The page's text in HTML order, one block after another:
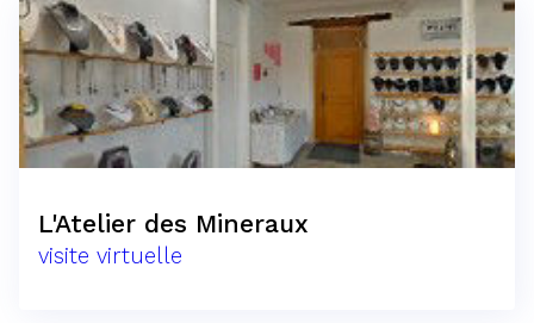
L'Atelier des Mineraux
visite virtuelle